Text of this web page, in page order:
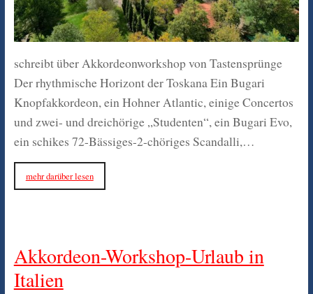
schreibt über Akkordeonworkshop von Tastensprünge
Der rhythmische Horizont der Toskana Ein Bugari
Knopfakkordeon, ein Hohner Atlantic, einige Concertos
und zwei- und dreichörige „Studenten“, ein Bugari Evo,
ein schikes 72-Bässiges-2-chöriges Scandalli,…
mehr darüber lesen
Akkordeon-Workshop-Urlaub in
Italien